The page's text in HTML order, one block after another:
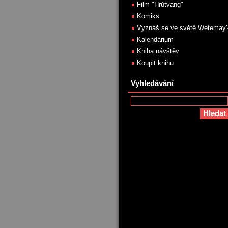
Film "Hrútvang"
Komiks
Vyznáš se ve světě
Kalendárium
Kniha návštěv
Koupit knihu
Vyhledávání